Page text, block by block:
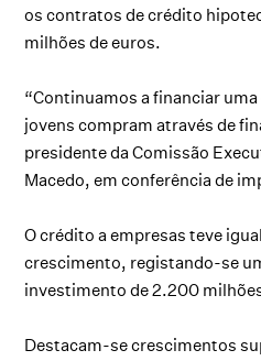
os contratos de crédito
milhões de euros.
“Continuamos a financiar
jovens compram através de
presidente da Comissão
Macedo, em conferência de
O crédito a empresas teve
crescimento, registando-se
investimento de 2.200
Destacam-se crescimentos